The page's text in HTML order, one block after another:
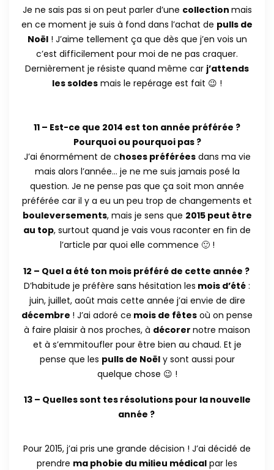
Je ne sais pas si on peut parler d’une collection mais
en ce moment je suis à fond dans l’achat de pulls de
Noël! J’aime tellement ça que dès que j’en vois un
c’est difficilement pour moi de ne pas craquer.
Dernièrement je résiste quand même car j’attends
les soldes mais le repérage est fait 😉 !
11 – Est-ce que 2014 est ton année préférée ?
Pourquoi ou pourquoi pas ?
J’ai énormément de choses préféréesdans ma vie
mais alors l’année… je ne me suis jamais posé la
question. Je ne pense pas que ça soit mon année
préférée car il y a eu un peu trop de changements et
bouleversements, mais je sens que 2015 peut être
au top, surtout quand je vais vous raconter en fin de
l’article par quoi elle commence 🙂 !
12 – Quel a été ton mois préféré de cette année ?
D’habitude je préfère sans hésitation les mois d’été :
juin, juillet, août mais cette année j’ai envie de dire
décembre ! J’ai adoré ce mois de fêtes où on pense
à faire plaisir à nos proches, à décorer notre maison
et à s’emmitoufler pour être bien au chaud. Et je
pense que les pulls de Noëly sont aussi pour
quelque chose 😉 !
13 – Quelles sont tes résolutions pour la nouvelle
année ?
Pour 2015, j’ai pris une grande décision ! J’ai décidé de
prendre ma phobie du milieu médical par les